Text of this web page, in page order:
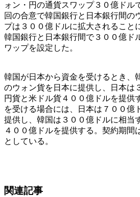
ォン・円の通貨スワップ３０億ドル
回の合意で韓国銀行と日本銀行間の
プは３００億ドルに拡大されること
韓国銀行と日本銀行間で３００億ド
ワップを設定した。
韓国が日本から資金を受けるとき、
のウォン貨を日本に提供し、日本は
円貨と米ドル貨４００億ドルを提供
を受ける場合には、日本は７００億
提供し、韓国は３００億ドルに相当
４００億ドルを提供する。契約期間
としている。
関連記事